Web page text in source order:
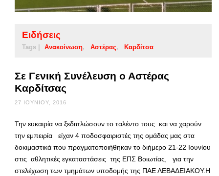
Ειδήσεις
Tags | Ανακοίνωση Αστέρας Καρδίτσα
Σε Γενική Συνέλευση ο Αστέρας
Καρδίτσας
27 ΙΟΥΝΊΟΥ, 2016
Την ευκαιρία να ξεδιπλώσουν το ταλέντο τους και να χαρούν
την εμπειρία είχαν 4 ποδοσφαιριστές της ομάδας μας στα
δοκιμαστικά που πραγματοποιήθηκαν το διήμερο 21-22 Ιουνίου
στις αθλητικές εγκαταστάσεις της ΕΠΣ Βοιωτίας, για την
στελέχωση των τμημάτων υποδομής της ΠΑΕ ΛΕΒΑΔΕΙΑΚΟΥ.Η